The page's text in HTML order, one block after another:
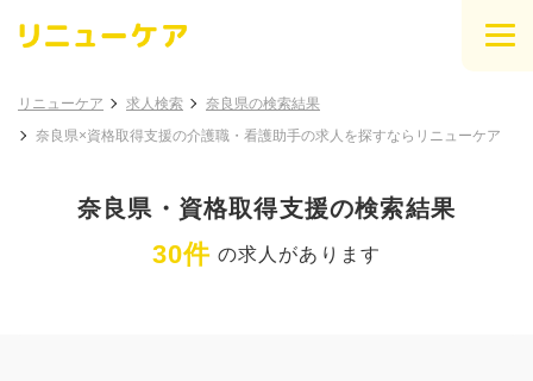
リニューケア 求人検索
奈良県の検索結果
奈良県×資格取得支援の介護職・看護助手の求人を探すならリニューケア
奈良県・資格取得支援の検索結果
30件 の求人があります